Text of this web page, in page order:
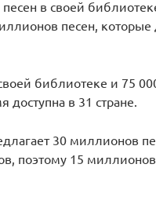
в своей
песен,
библиотеке и 75
в 31 стране.
30 миллионов
поэтому 15